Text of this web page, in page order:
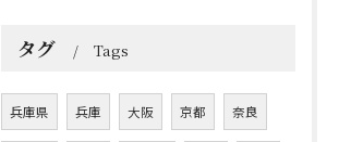
タグ Tags
兵庫県 兵庫 大阪 京都 奈良